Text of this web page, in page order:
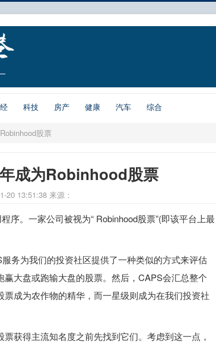
科技 房产 健康 汽车 综合
股票
成为Robinhood股票
20 13:51:38 来源：
序。一家公司被视为“ Robinhood股票”(即该平台上最
务为我们的投资社区提供了一种类似的方式来评估
大盘或跑输大盘的股票。然后，CAPS会汇总整个
成为农作物的精华，而一星级则成为在我们投资社
获得主流知名度之前先找到它们。考虑到这一点，